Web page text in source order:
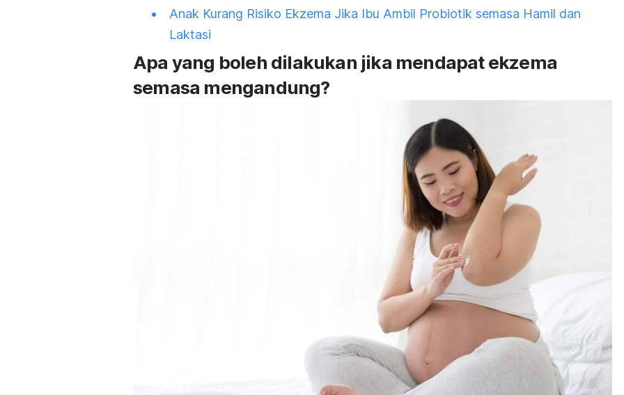
Anak Kurang Risiko Ekzema Jika Ibu Ambil Probiotik semasa Hamil dan
Laktasi
Apa yang boleh dilakukan jika mendapat ekzema
semasa mengandung?